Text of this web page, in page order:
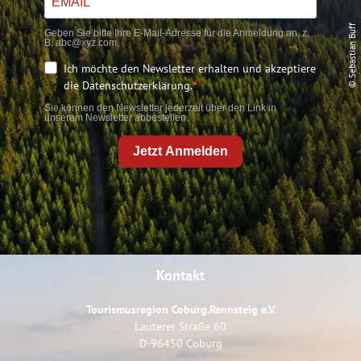
© Sebastian Buff
Geben Sie bitte Ihre E-Mail-Adresse für die Anmeldung an, z.
B. abc@xyz.com.
Ich möchte den Newsletter erhalten und akzeptiere
die Datenschutzerklärung.
Sie können den Newsletter jederzeit über den Link in
unserem Newsletter abbestellen.
Jetzt Anmelden
Kontakt
Tourismusregion Coburg.Rennsteig e.V.
Lauterer Straße 60
D-96450 Coburg